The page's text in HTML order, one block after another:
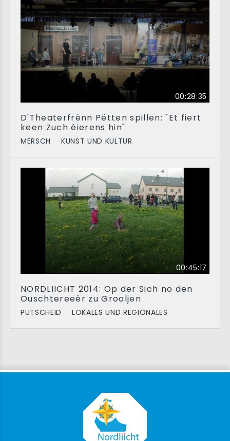
00:28:35
D'Theaterfrënn Pëtten spillen: "Et fiert
keen Zuch éierens hin"
MERSCH KUNST UND KULTUR
00:45:17
NORDLIICHT 2014: Op der Sich no den
Ouschtereeër zu Grooljen
PÜTSCHEID LOKALES UND REGIONALES